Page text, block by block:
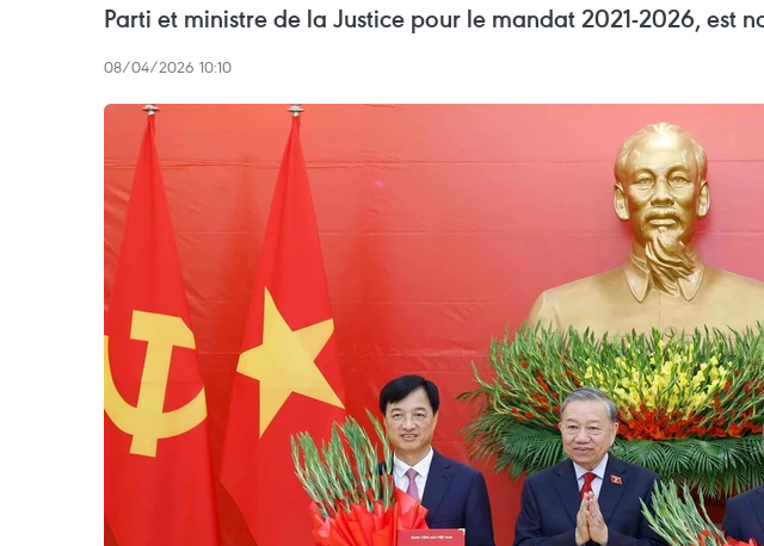
Parti et ministre de la Justice pour le mandat 2021-2026, est
08/04/2026 10:10